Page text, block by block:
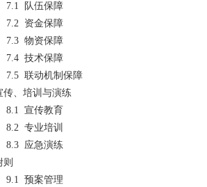
7.1
队伍保障
7.2 资金保障
7.3 物资保障
7.4 技术保障
7.5 联动机制保障
传、培训与演练
8.1 宣传教育
8.2 专业培训
8.3 应急演练
则
9.1 预案管理